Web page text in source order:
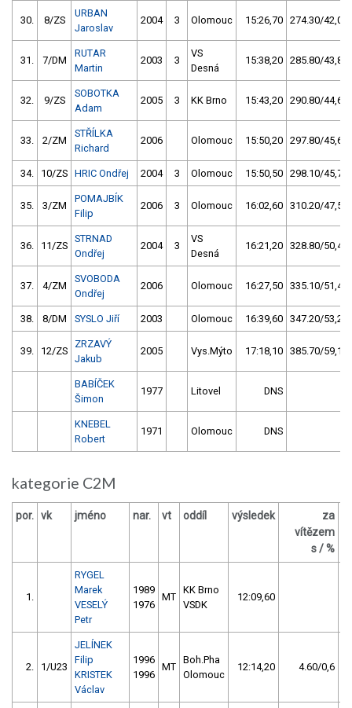
30. 8/ZS
URBAN
Jaroslav
2004 3 Olomouc 15:26,70 274.30/42,0
31. 7/DM
RUTAR
Martin
2003 3
VS
Desná
15:38,20 285.80/43,8
32. 9/ZS
SOBOTKA
Adam
2005 3 KK Brno 15:43,20 290.80/44,6
33. 2/ZM
STŘÍLKA
Richard
2006 Olomouc 15:50,20 297.80/45,6
34. 10/ZS HRIC Ondřej 2004 3 Olomouc 15:50,50 298.10/45,7
35. 3/ZM
POMAJBÍK
Filip
2006 3 Olomouc 16:02,60 310.20/47,5
36. 11/ZS
STRNAD
Ondřej
2004 3
VS
Desná
16:21,20 328.80/50,4
37. 4/ZM
SVOBODA
Ondřej
2006 Olomouc 16:27,50 335.10/51,4
38. 8/DM SYSLO Jiří 2003 Olomouc 16:39,60 347.20/53,2
39. 12/ZS
ZRZAVÝ
Jakub
2005 Vys.Mýto 17:18,10 385.70/59,1
BABÍČEK
Šimon
1977 Litovel DNS
KNEBEL
Robert
1971 Olomouc DNS
kategorie C2M
por. vk jméno nar. vt oddíl výsledek
za
vítězem
s / %
1.
RYGEL
Marek
VESELÝ
Petr
1989
1976
MT
KK Brno
VSDK
12:09,60
2. 1/U23
JELÍNEK
Filip
KRISTEK
Václav
1996
1996
MT
Boh.Pha
Olomouc
12:14,20 4.60/0,6